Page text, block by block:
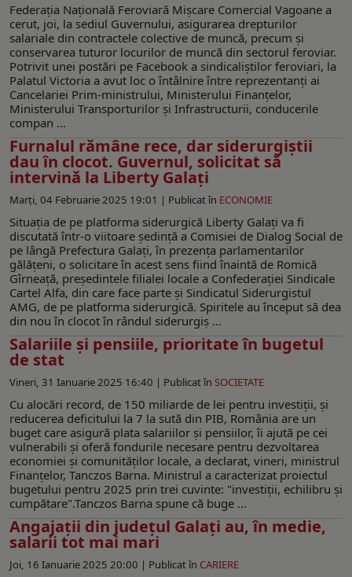
Federația Națională Feroviară Mișcare Comercial Vagoane a
cerut, joi, la sediul Guvernului, asigurarea drepturilor
salariale din contractele colective de muncă, precum și
conservarea tuturor locurilor de muncă din sectorul feroviar.
Potrivit unei postări pe Facebook a sindicaliștilor feroviari, la
Palatul Victoria a avut loc o întâlnire între reprezentanți ai
Cancelariei Prim-ministrului, Ministerului Finanțelor,
Ministerului Transporturilor și Infrastructurii, conducerile
compan ...
Furnalul rămâne rece, dar siderurgiștii
dau în clocot. Guvernul, solicitat să
intervină la Liberty Galați
Marți, 04 Februarie 2025 19:01 | Publicat în ECONOMIE
Situația de pe platforma siderurgică Liberty Galați va fi
discutată într-o viitoare ședință a Comisiei de Dialog Social de
pe lângă Prefectura Galați, în prezența parlamentarilor
gălățeni, o solicitare în acest sens fiind înaintă de Romică
Gîrneață, președintele filialei locale a Confederației Sindicale
Cartel Alfa, din care face parte și Sindicatul Siderurgistul
AMG, de pe platforma siderurgică. Spiritele au început să dea
din nou în clocot în rândul siderurgiș ...
Salariile și pensiile, prioritate în bugetul
de stat
Vineri, 31 Ianuarie 2025 16:40 | Publicat în SOCIETATE
Cu alocări record, de 150 miliarde de lei pentru investiții, și
reducerea deficitului la 7 la sută din PIB, România are un
buget care asigură plata salariilor și pensiilor, îi ajută pe cei
vulnerabili și oferă fondurile necesare pentru dezvoltarea
economiei și comunităților locale, a declarat, vineri, ministrul
Finanțelor, Tanczos Barna. Ministrul a caracterizat proiectul
bugetului pentru 2025 prin trei cuvinte: "investiții, echilibru și
cumpătare".Tanczos Barna spune că buge ...
Angajații din județul Galați au, în medie,
salarii tot mai mari
Joi, 16 Ianuarie 2025 20:00 | Publicat în CARIERE